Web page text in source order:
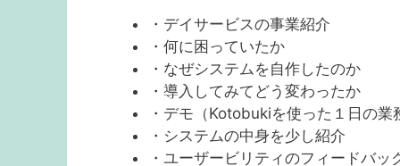
・デイサービスの事業紹介
・何に困っていたか
・なぜシステムを自作したのか
・導入してみてどう変わったか
・デモ（Kotobukiを使った１日の業
・システムの中身を少し紹介
・ユーザービリティのフィードバッ